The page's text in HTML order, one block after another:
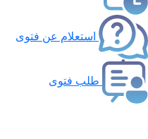
استعلام عن فتوى
طلب فتوى